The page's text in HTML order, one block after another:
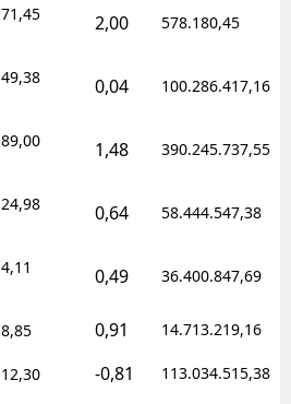
71,45 2,00 578.180,45
49,38 0,04 100.286.417,16
89,00 1,48 390.245.737,55
24,98 0,64 58.444.547,38
4,11 0,49 36.400.847,69
8,85 0,91 14.713.219,16
12,30 -0,81 113.034.515,38